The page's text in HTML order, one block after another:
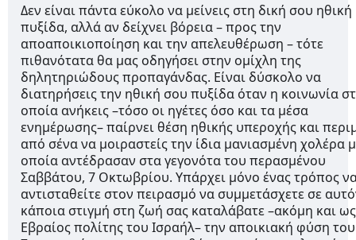
Δεν είναι πάντα εύκολο να μείνεις στη δική σου ηθική
πυξίδα, αλλά αν δείχνει βόρεια – προς την
αποαποικιοποίηση και την απελευθέρωση – τότε
πιθανότατα θα μας οδηγήσει στην ομίχλη της
δηλητηριώδους προπαγάνδας. Είναι δύσκολο να
διατηρήσεις την ηθική σου πυξίδα όταν η κοινωνία
οποία ανήκεις –τόσο οι ηγέτες όσο και τα μέσα
ενημέρωσης– παίρνει θέση ηθικής υπεροχής και
από σένα να μοιραστείς την ίδια μανιασμένη χολέρα
οποία αντέδρασαν στα γεγονότα του περασμένου
Σαββάτου, 7 Οκτωβρίου. Υπάρχει μόνο ένας τρόπος
αντισταθείτε στον πειρασμό να συμμετάσχετε σε
κάποια στιγμή στη ζωή σας καταλάβατε –ακόμη και ως
Εβραίος πολίτης του Ισραήλ– την αποικιακή φύση του